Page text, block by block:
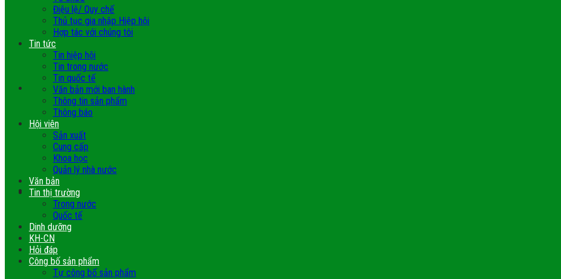
Điệu lệ/ Quy chế
Thủ tục gia nhập Hiệp hội
Hợp tác với chúng tôi
Tin tức
Tin hiệp hội
Tin trong nước
Tin quốc tế
Văn bản mới ban hành
Thông tin sản phẩm
Thông báo
Hội viên
Sản xuất
Cung cấp
Khoa học
Quản lý nhà nước
Văn bản
Tin thị trường
Trong nước
Quốc tế
Dinh dưỡng
KH-CN
Hỏi đáp
Công bố sản phẩm
Tự công bố sản phẩm